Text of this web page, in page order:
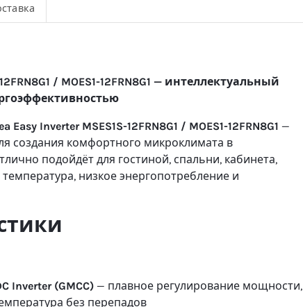
/ MOES1-12FRN8G1 — интеллектуальный
Easy Inverter MSES1S-12FRN8G1 / MOES1-12FRN8G1 —
создания комфортного микроклимата в
подойдёт для гостиной, спальни, кабинета,
низкое энергопотребление и
Inverter (GMCC) — плавное регулирование мощности,
без перепадов